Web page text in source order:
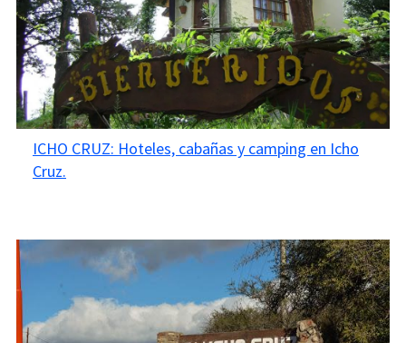
ICHO CRUZ: Hoteles, cabañas y camping en Icho
Cruz.